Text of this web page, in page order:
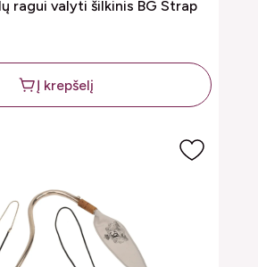
ragui valyti šilkinis BG Strap
Į krepšelį